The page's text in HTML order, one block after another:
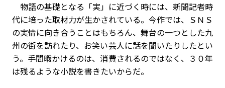
物語の基礎となる「実」に近づく時には、新聞記者時
代に培った取材力が生かされている。今作では、ＳＮＳ
の実情に向き合うことはもちろん、舞台の一つとした九
州の街を訪れたり、お笑い芸人に話を聞いたりしたとい
う。手間暇かけるのは、消費されるのではなく、３０年
は残るような小説を書きたいからだ。